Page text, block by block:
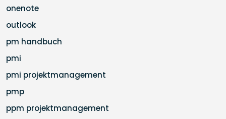
onenote
outlook
pm handbuch
pmi
pmi projektmanagement
pmp
ppm projektmanagement